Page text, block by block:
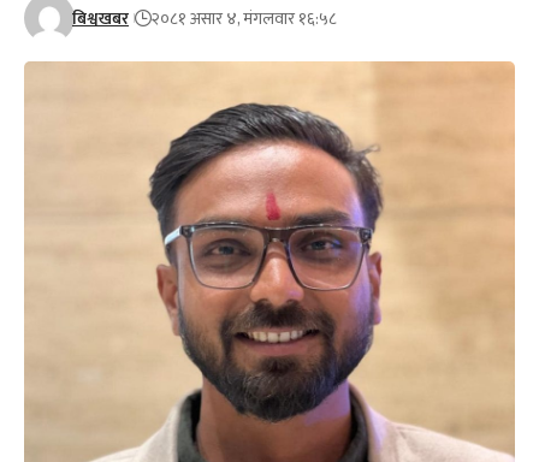
बिश्वखबर २०८१ असार ४, मंगलवार १६:५८